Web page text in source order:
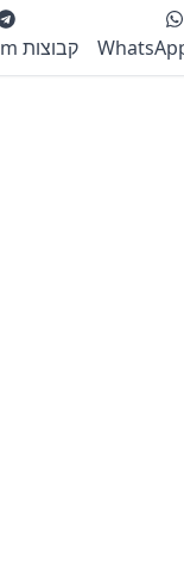
קבוצות Telegram